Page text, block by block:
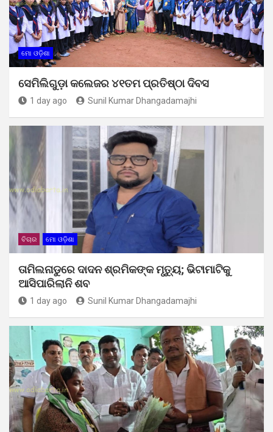
ମୋ ଓଡ଼ିଶା
ସେମିଲିଗୁଡ଼ା କଲେଜର ୪୧ତମ ପ୍ରତିଷ୍ଠା ଦିବସ
1 day ago Sunil Kumar Dhangadamajhi
ବିଚାର ମୋ ଓଡ଼ିଶା
ତାମିଲନାଡୁରେ ଦାଦନ ଶ୍ରମିକଙ୍କ ମୃତ୍ୟୁ; ଭିଟାମାଟିକୁ
ଆସିପାରିଲାନି ଶବ
1 day ago Sunil Kumar Dhangadamajhi